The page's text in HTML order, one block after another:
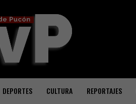
DEPORTES CULTURA REPORTAJES